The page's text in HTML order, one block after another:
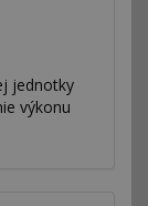
jednotky
výkonu